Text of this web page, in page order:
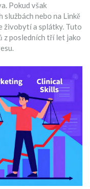
Pokud však
nebo na Linkě
živobytí a splátky. Tuto
z posledních tří let jako